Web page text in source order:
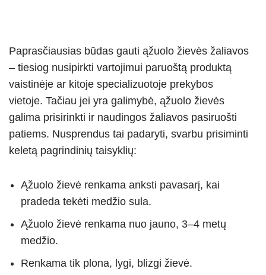
Paprasčiausias būdas gauti ąžuolo žievės žaliavos
– tiesiog nusipirkti vartojimui paruoštą produktą
vaistinėje ar kitoje specializuotoje prekybos
vietoje. Tačiau jei yra galimybė, ąžuolo žievės
galima prisirinkti ir naudingos žaliavos pasiruošti
patiems. Nusprendus tai padaryti, svarbu prisiminti
keletą pagrindinių taisyklių:
Ąžuolo žievė renkama anksti pavasarį, kai
pradeda tekėti medžio sula.
Ąžuolo žievė renkama nuo jauno, 3–4 metų
medžio.
Renkama tik plona, lygi, blizgi žievė.